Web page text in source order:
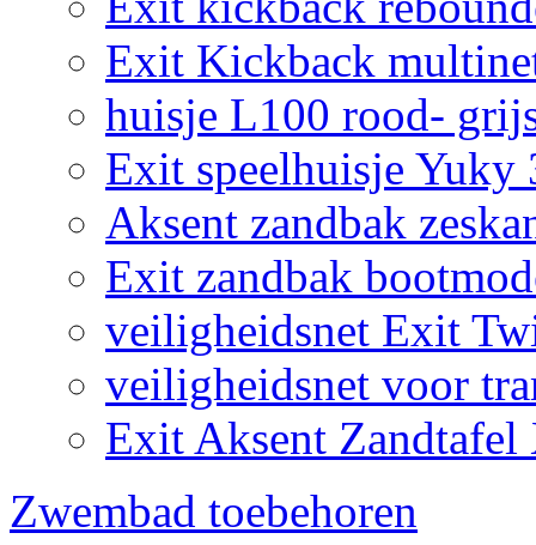
Exit Kickback
huisje L100 rood-
Exit speelhuisje Yuky
Aksent zandbak
Exit zandbak
veiligheidsnet Exit
veiligheidsnet voor
Exit Aksent
Zwembad toebehoren